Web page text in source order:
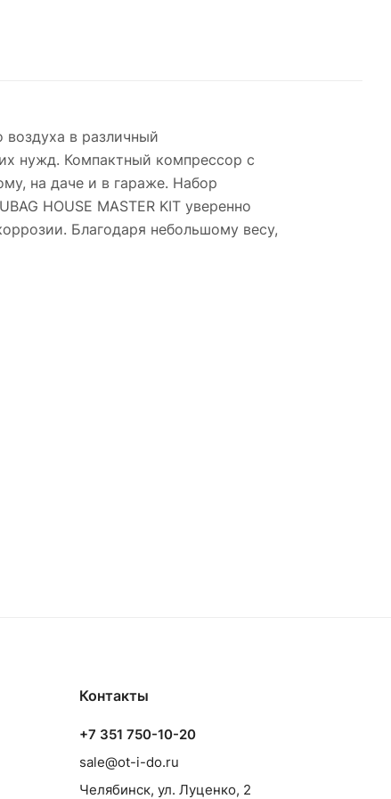
воздуха в различный
нужд. Компактный компрессор с
на даче и в гараже. Набор
HOUSE MASTER KIT уверенно
Благодаря небольшому весу,
Контакты
+7 351 750-10-20
sale@ot-i-do.ru
Челябинск, ул. Луценко, 2